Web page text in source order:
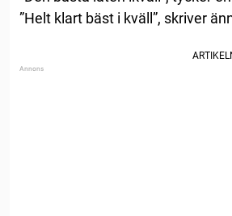
”Helt klart bäst i kväll”, skriver